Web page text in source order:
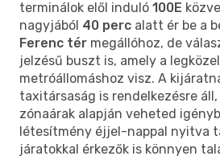
terminálok elől induló 100E
nagyjából 40 perc alatt ér be a
Ferenc tér megállóhoz, de
jelzésű buszt is, amely a
metróállomáshoz visz. A
taxitársaság is rendelkezésre
zónaárak alapján veheted
létesítmény éjjel-nappal nyitva
járatokkal érkezők is könnyen